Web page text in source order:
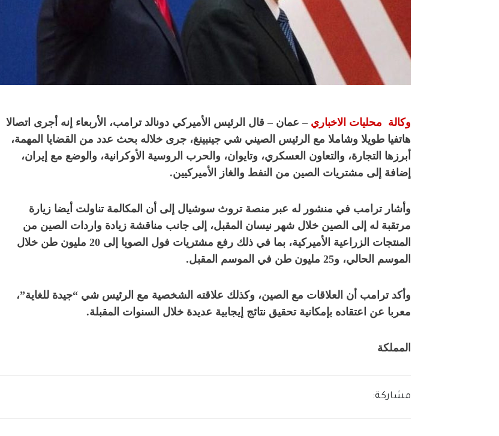
وكالة محليات الاخباري – عمان – قال الرئيس الأميركي دونالد ترامب، الأربعاء إنه أجرى اتصالا
هاتفيا طويلا وشاملا مع الرئيس الصيني شي جينبينغ، جرى خلاله بحث عدد من القضايا المهمة،
أبرزها التجارة، والتعاون العسكري، وتايوان، والحرب الروسية الأوكرانية، والوضع مع إيران،
إضافة إلى مشتريات الصين من النفط والغاز الأميركيين.
وأشار ترامب في منشور له عبر منصة تروث سوشيال إلى أن المكالمة تناولت أيضا زيارة
مرتقبة له إلى الصين خلال شهر نيسان المقبل، إلى جانب مناقشة زيادة واردات الصين من
المنتجات الزراعية الأميركية، بما في ذلك رفع مشتريات فول الصويا إلى 20 مليون طن خلال
الموسم الحالي، و25 مليون طن في الموسم المقبل.
وأكد ترامب أن العلاقات مع الصين، وكذلك علاقته الشخصية مع الرئيس شي “جيدة للغاية”،
معربا عن اعتقاده بإمكانية تحقيق نتائج إيجابية عديدة خلال السنوات المقبلة.
المملكة
مشاركة: